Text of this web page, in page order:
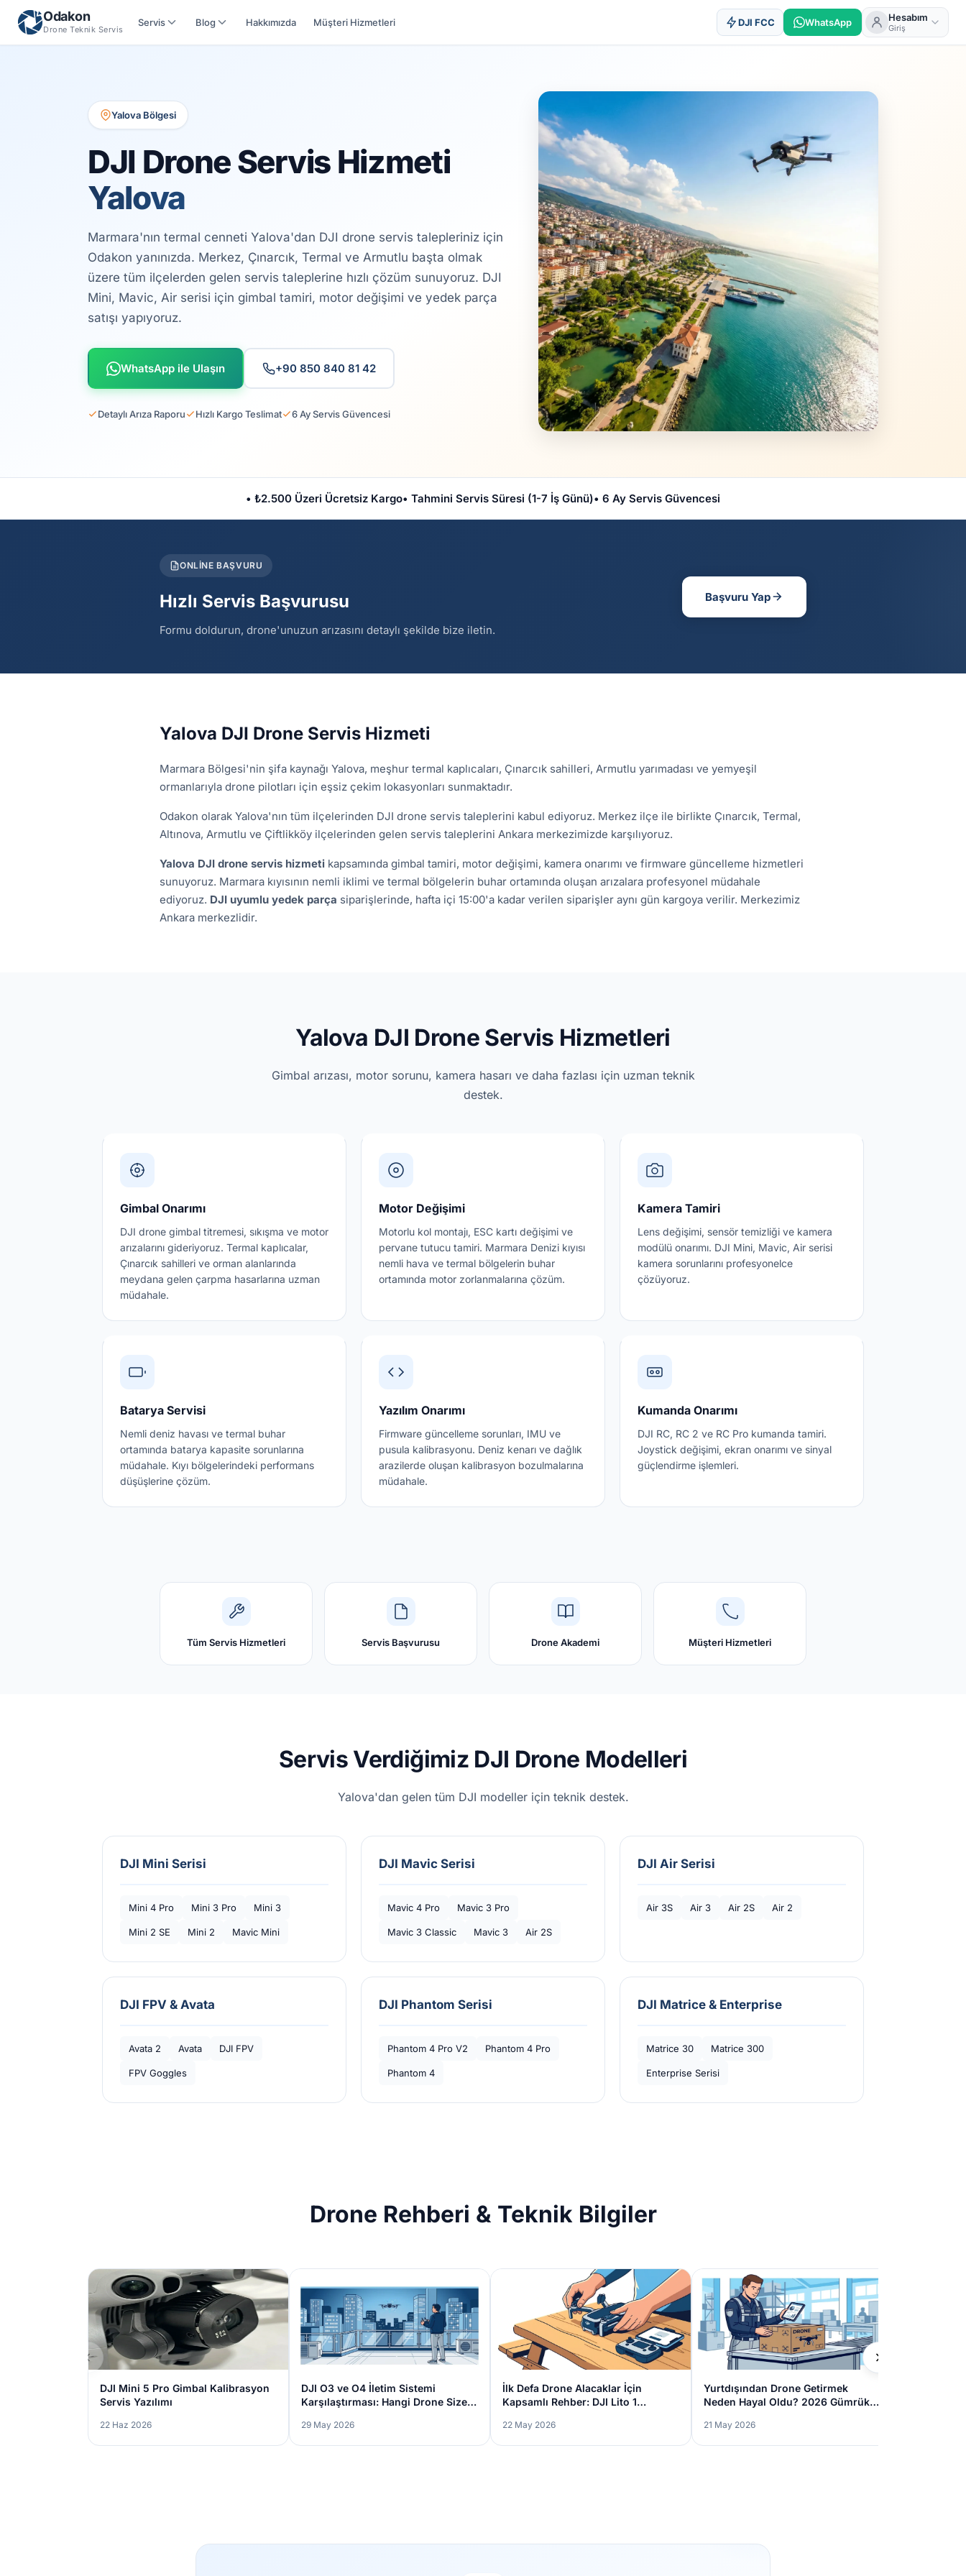
Odakon
Drone Teknik Servis
Servis Blog Hakkımızda Müşteri Hizmetleri DJI FCC WhatsApp Hesabım
Giriş
Yalova Bölgesi
DJI Drone Servis Hizmeti
Yalova
Marmara'nın termal cenneti Yalova'dan DJI drone servis talepleriniz için
Odakon yanınızda. Merkez, Çınarcık, Termal ve Armutlu başta olmak
üzere tüm ilçelerden gelen servis taleplerine hızlı çözüm sunuyoruz. DJI
Mini, Mavic, Air serisi için gimbal tamiri, motor değişimi ve yedek parça
satışı yapıyoruz.
WhatsApp ile Ulaşın +90 850 840 81 42
Detaylı Arıza Raporu Hızlı Kargo Teslimat 6 Ay Servis Güvencesi
• ₺2.500 Üzeri Ücretsiz Kargo• Tahmini Servis Süresi (1-7 İş Günü)• 6 Ay Servis Güvencesi
ONLINE BAŞVURU
Hızlı Servis Başvurusu
Formu doldurun, drone'unuzun arızasını detaylı şekilde bize iletin.
Başvuru Yap
Yalova DJI Drone Servis Hizmeti
Marmara Bölgesi'nin şifa kaynağı Yalova, meşhur termal kaplıcaları, Çınarcık sahilleri, Armutlu yarımadası ve yemyeşil
ormanlarıyla drone pilotları için eşsiz çekim lokasyonları sunmaktadır.
Odakon olarak Yalova'nın tüm ilçelerinden DJI drone servis taleplerini kabul ediyoruz. Merkez ilçe ile birlikte Çınarcık, Termal,
Altınova, Armutlu ve Çiftlikköy ilçelerinden gelen servis taleplerini Ankara merkezimizde karşılıyoruz.
Yalova DJI drone servis hizmeti kapsamında gimbal tamiri, motor değişimi, kamera onarımı ve firmware güncelleme hizmetleri
sunuyoruz. Marmara kıyısının nemli iklimi ve termal bölgelerin buhar ortamında oluşan arızalara profesyonel müdahale
ediyoruz. DJI uyumlu yedek parça siparişlerinde, hafta içi 15:00'a kadar verilen siparişler aynı gün kargoya verilir. Merkezimiz
Ankara merkezlidir.
Yalova DJI Drone Servis Hizmetleri
Gimbal arızası, motor sorunu, kamera hasarı ve daha fazlası için uzman teknik
destek.
Gimbal Onarımı
DJI drone gimbal titremesi, sıkışma ve motor
arızalarını gideriyoruz. Termal kaplıcalar,
Çınarcık sahilleri ve orman alanlarında
meydana gelen çarpma hasarlarına uzman
müdahale.
Motor Değişimi
Motorlu kol montajı, ESC kartı değişimi ve
pervane tutucu tamiri. Marmara Denizi kıyısı
nemli hava ve termal bölgelerin buhar
ortamında motor zorlanmalarına çözüm.
Kamera Tamiri
Lens değişimi, sensör temizliği ve kamera
modülü onarımı. DJI Mini, Mavic, Air serisi
kamera sorunlarını profesyonelce
çözüyoruz.
Batarya Servisi
Nemli deniz havası ve termal buhar
ortamında batarya kapasite sorunlarına
müdahale. Kıyı bölgelerindeki performans
düşüşlerine çözüm.
Yazılım Onarımı
Firmware güncelleme sorunları, IMU ve
pusula kalibrasyonu. Deniz kenarı ve dağlık
arazilerde oluşan kalibrasyon bozulmalarına
müdahale.
Kumanda Onarımı
DJI RC, RC 2 ve RC Pro kumanda tamiri.
Joystick değişimi, ekran onarımı ve sinyal
güçlendirme işlemleri.
Tüm Servis Hizmetleri Servis Başvurusu Drone Akademi Müşteri Hizmetleri
Servis Verdiğimiz DJI Drone Modelleri
Yalova'dan gelen tüm DJI modeller için teknik destek.
DJI Mini Serisi
Mini 4 Pro Mini 3 Pro Mini 3
Mini 2 SE Mini 2 Mavic Mini
DJI Mavic Serisi
Mavic 4 Pro Mavic 3 Pro
Mavic 3 Classic Mavic 3 Air 2S
DJI Air Serisi
Air 3S Air 3 Air 2S Air 2
DJI FPV & Avata
Avata 2 Avata DJI FPV
FPV Goggles
DJI Phantom Serisi
Phantom 4 Pro V2 Phantom 4 Pro
Phantom 4
DJI Matrice & Enterprise
Matrice 30 Matrice 300
Enterprise Serisi
Drone Rehberi & Teknik Bilgiler
DJI Mini 5 Pro Gimbal Kalibrasyon
Servis Yazılımı
22 Haz 2026
DJI O3 ve O4 İletim Sistemi
Karşılaştırması: Hangi Drone Size
29 May 2026
İlk Defa Drone Alacaklar İçin
Kapsamlı Rehber: DJI Lito 1
22 May 2026
Yurtdışından Drone Getirmek
Neden Hayal Oldu? 2026 Gümrük
21 May 2026